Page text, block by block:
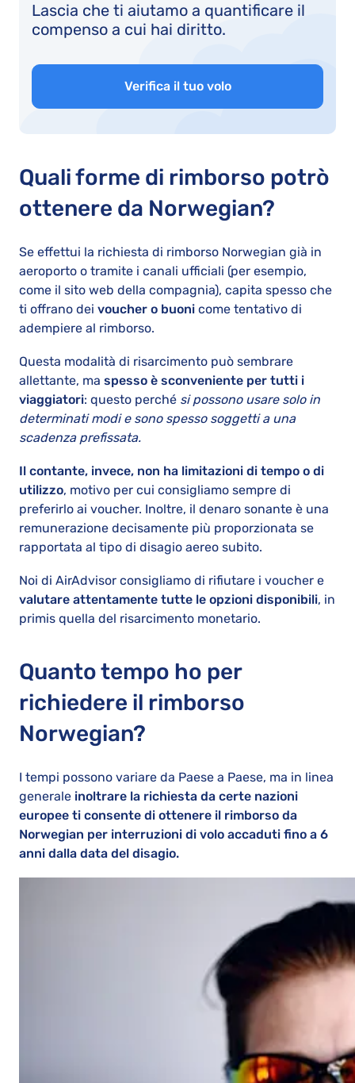
Lascia che ti aiutamo a quantificare il
compenso a cui hai diritto.
Verifica il tuo volo
Quali forme di rimborso potrò
ottenere da Norwegian?
Se effettui la richiesta di rimborso Norwegian già in
aeroporto o tramite i canali ufficiali (per esempio,
come il sito web della compagnia), capita spesso che
ti offrano dei voucher o buoni come tentativo di
adempiere al rimborso.
Questa modalità di risarcimento può sembrare
allettante, ma spesso è sconveniente per tutti i
viaggiatori: questo perché si possono usare solo in
determinati modi e sono spesso soggetti a una
scadenza prefissata.
Il contante, invece, non ha limitazioni di tempo o di
utilizzo, motivo per cui consigliamo sempre di
preferirlo ai voucher. Inoltre, il denaro sonante è una
remunerazione decisamente più proporzionata se
rapportata al tipo di disagio aereo subito.
Noi di AirAdvisor consigliamo di rifiutare i voucher e
valutare attentamente tutte le opzioni disponibili, in
primis quella del risarcimento monetario.
Quanto tempo ho per
richiedere il rimborso
Norwegian?
I tempi possono variare da Paese a Paese, ma in linea
generale inoltrare la richiesta da certe nazioni
europee ti consente di ottenere il rimborso da
Norwegian per interruzioni di volo accaduti fino a 6
anni dalla data del disagio.